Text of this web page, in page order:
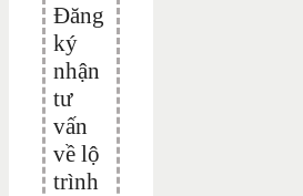
Đăng
ký
nhận
tư
vấn
về lộ
trình